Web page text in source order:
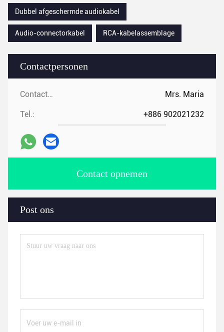
Contactpersonen
Contactpersonen: Mrs. Maria
Tel.: +886 902021232
Contact opnemen
Post ons
Dubbel afgeschermde audiokabel
Audio-connectorkabel RCA-kabelassemblage